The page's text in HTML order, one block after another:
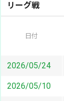
リーグ戦
日付
2026/05/24
2026/05/10